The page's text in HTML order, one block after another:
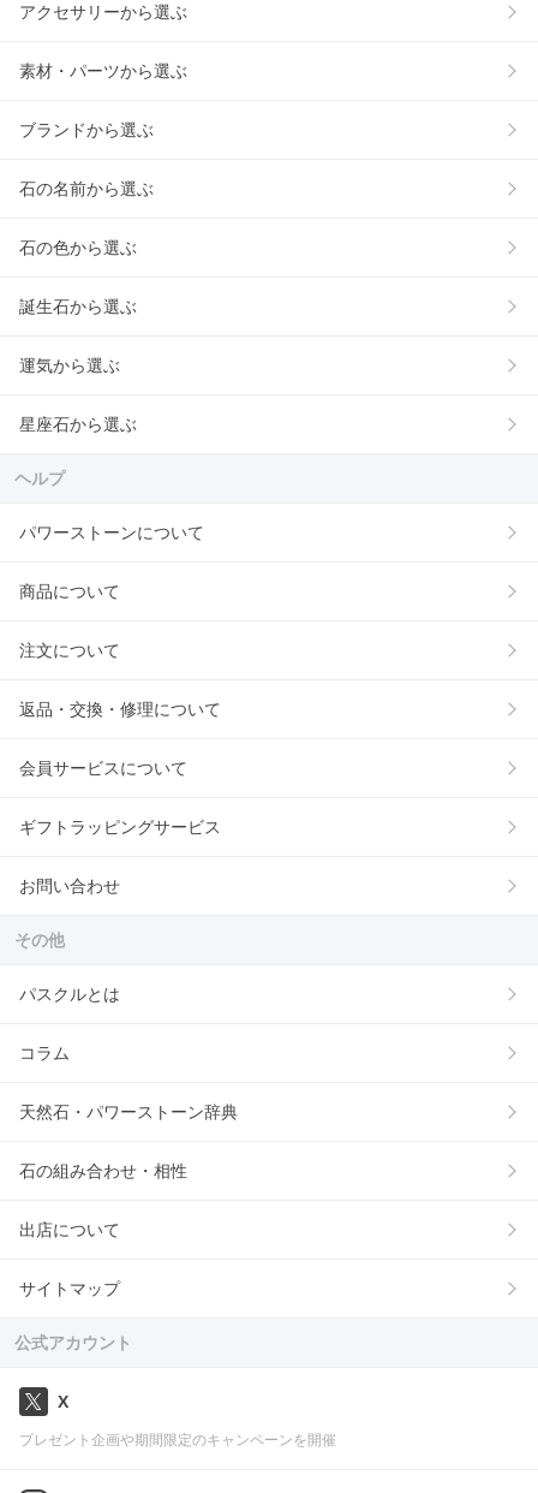
アクセサリーから選ぶ
素材・パーツから選ぶ
ブランドから選ぶ
石の名前から選ぶ
石の色から選ぶ
誕生石から選ぶ
運気から選ぶ
星座石から選ぶ
ヘルプ
パワーストーンについて
商品について
注文について
返品・交換・修理について
会員サービスについて
ギフトラッピングサービス
お問い合わせ
その他
パスクルとは
コラム
天然石・パワーストーン辞典
石の組み合わせ・相性
出店について
サイトマップ
公式アカウント
X
プレゼント企画や期間限定のキャンペーンを開催